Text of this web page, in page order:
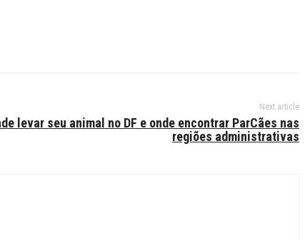
Next article
levar seu animal no DF e onde encontrar ParCães nas
regiões administrativas